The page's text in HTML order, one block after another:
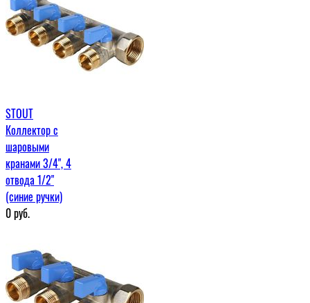
STOUT
Коллектор с
шаровыми
кранами 3/4", 4
отвода 1/2"
(синие ручки)
0руб.